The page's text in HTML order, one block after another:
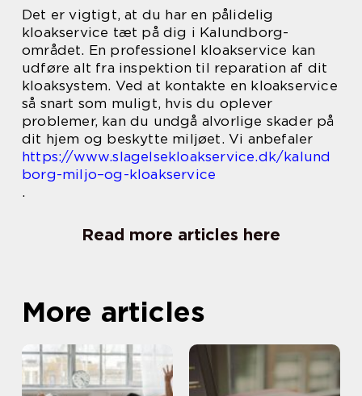
Det er vigtigt, at du har en pålidelig
kloakservice tæt på dig i Kalundborg-
området. En professionel kloakservice kan
udføre alt fra inspektion til reparation af dit
kloaksystem. Ved at kontakte en kloakservice
så snart som muligt, hvis du oplever
problemer, kan du undgå alvorlige skader på
dit hjem og beskytte miljøet. Vi anbefaler
https://www.slagelsekloakservice.dk/kalund
borg-miljo–og-kloakservice
.
Read more articles here
More articles